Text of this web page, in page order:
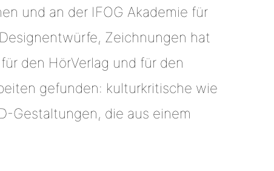
und an der IFOG Akademie für
Zeichnungen hat
den HörVerlag und für den
gefunden: kulturkritische wie
Gestaltungen, die aus einem